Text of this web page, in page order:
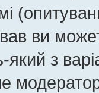
ви
який з